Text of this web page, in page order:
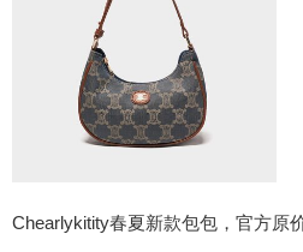
Chearlykitity春夏新款包包，官方原